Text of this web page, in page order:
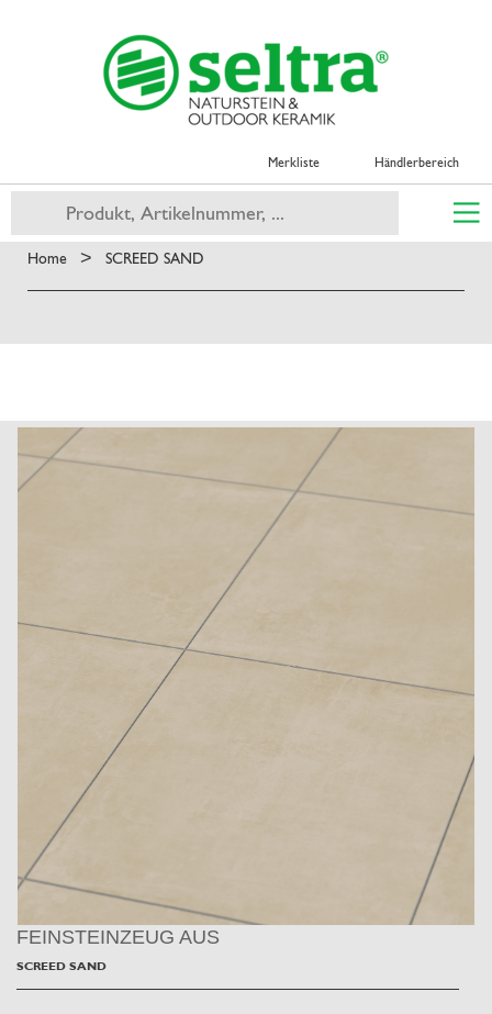
Merkliste Händlerbereich
Home > SCREED SAND
FEINSTEINZEUG AUS
SCREED SAND